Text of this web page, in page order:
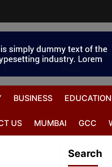
BUSINESS EDUCATION
US MUMBAI GCC
Search